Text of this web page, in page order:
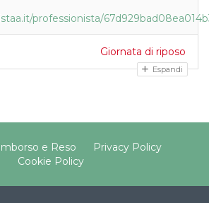
professionista/
Giornata di riposo
Espandi
e Reso
Privacy Policy
Cookie Policy